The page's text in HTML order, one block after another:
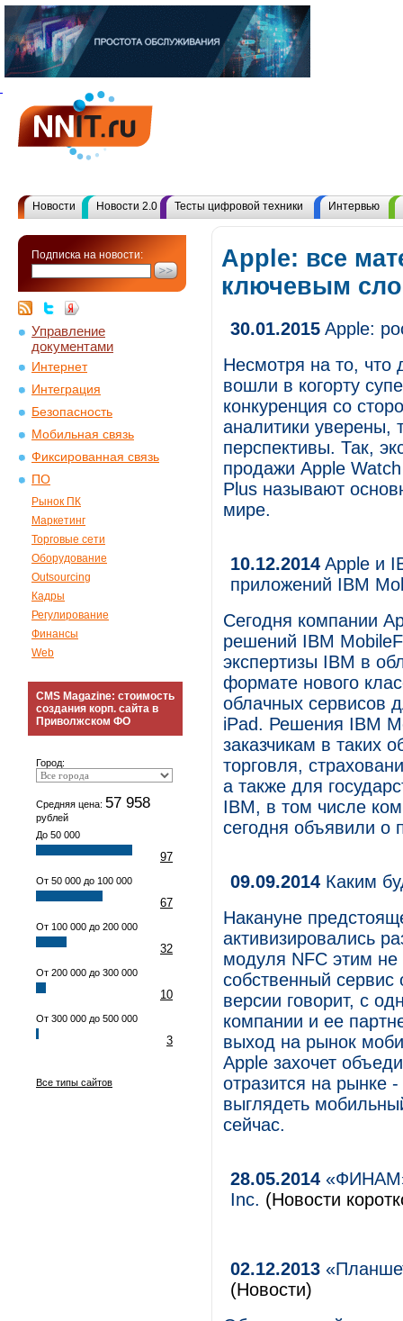
Новости Новости 2.0 Тесты цифровой техники Интервью
Подписка на новости:
Управление
документами
Интернет
Интеграция
Безопасность
Мобильная связь
Фиксированная связь
ПО
Рынок ПК
Маркетинг
Торговые сети
Оборудование
Outsourcing
Кадры
Регулирование
Финансы
Web
CMS Magazine: стоимость
создания корп. сайта в
Приволжском ФО
Город:
Средняя цена: 57 958
рублей
До 50 000
97
От 50 000 до 100 000
67
От 100 000 до 200 000
32
От 200 000 до 300 000
10
От 300 000 до 500 000
3
Все типы сайтов
Apple: все
ключевым
30.01.2015 Apple:
Несмотря на то, что
вошли в когорту
конкуренция со
аналитики уверены,
перспективы. Так,
продажи Apple
Plus называют
мире.
10.12.2014 Apple и
приложений IBM
Сегодня компании
решений IBM
экспертизы IBM в
формате нового
облачных сервисов
iPad. Решения IBM
заказчикам в таких
торговля,
а также для
IBM, в том числе
сегодня объявили о
09.09.2014 Каким
Накануне
активизировались
модуля NFC этим не
собственный
версии говорит, с
компании и ее
выход на рынок
Apple захочет
отразится на рынке
выглядеть
сейчас.
28.05.2014
Inc. (Новости
02.12.2013
(Новости)